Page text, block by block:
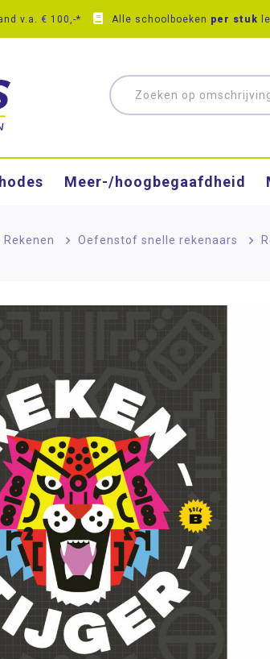
v.a. € 100,-* Alle schoolboeken per stuk
Meer-/hoog­begaafdheid
Rekenen > Oefenstof snelle rekenaars >